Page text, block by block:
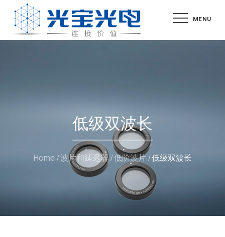
content
MENU
低级双波长
Home 波片和延迟器 低阶波片 低级双波长